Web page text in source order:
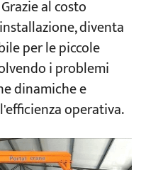
al costo
diventa
per le piccole
i problemi
dinamiche e
operativa.